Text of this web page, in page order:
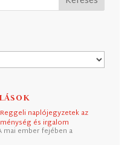
Reggeli naplójegyzetek az
és irgalom
mai ember fejében a